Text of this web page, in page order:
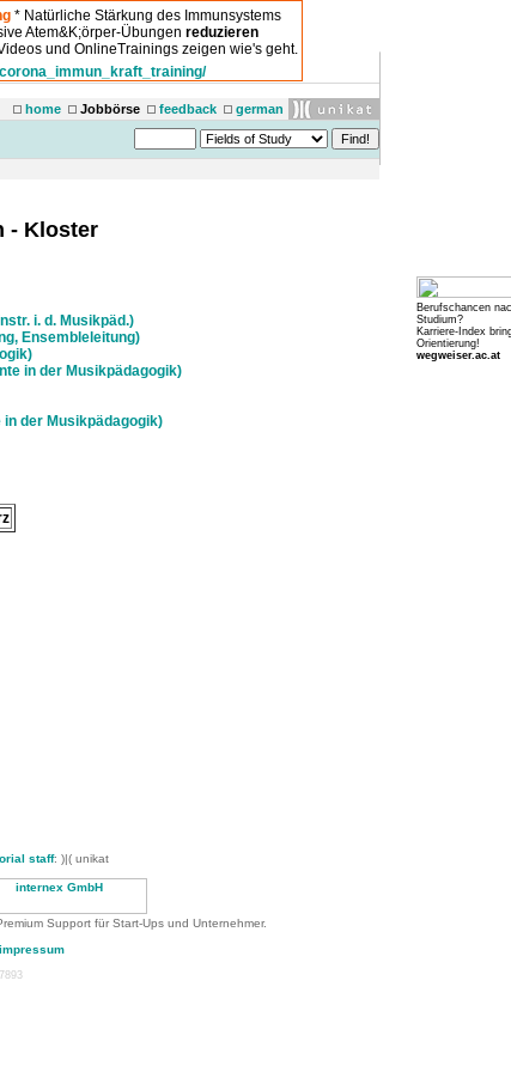
* Natürliche Stärkung des Immunsystems
Atem&K;örper-Übungen reduzieren
und OnlineTrainings zeigen wie's geht.
home Jobbörse feedback german
- Kloster
i. d. Musikpäd.)
Ensembleleitung)
in der Musikpädagogik)
der Musikpädagogik)
staff: )|( unikat
Support für Start-Ups und Unternehmer.
impressum
Berufschancen
Studium?
Karriere-Index
Orientierung!
wegweiser.ac.at